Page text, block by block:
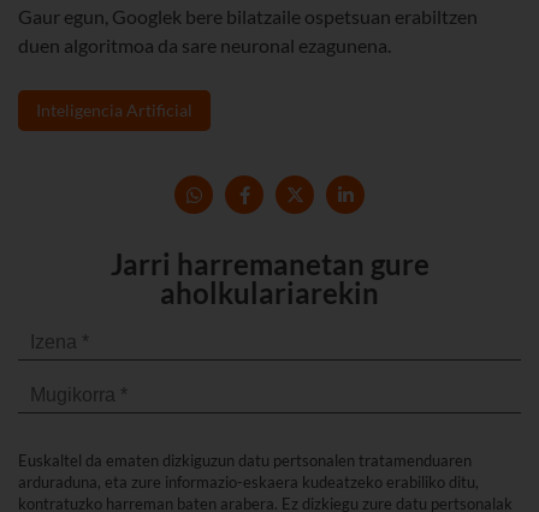
Gaur egun, Googlek bere bilatzaile ospetsuan erabiltzen
duen algoritmoa da sare neuronal ezagunena.
Inteligencia Artificial
Jarri harremanetan gure
aholkulariarekin
Euskaltel da ematen dizkiguzun datu pertsonalen tratamenduaren
arduraduna, eta zure informazio-eskaera kudeatzeko erabiliko ditu,
kontratuzko harreman baten arabera. Ez dizkiegu zure datu pertsonalak